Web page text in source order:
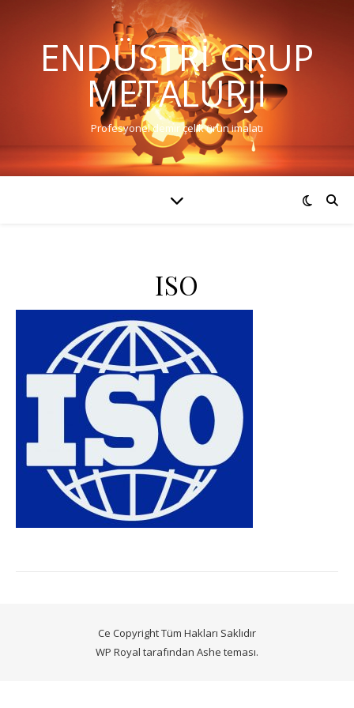
ENDÜSTRI GRUP
METALURJI
Profesyonel demir çelik ürün imalatı
ISO
Ce Copyright Tüm Hakları Saklıdır
WP Royal tarafından Ashe teması.